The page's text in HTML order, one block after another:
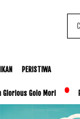
PERISTIWA
Pemkab Lombok